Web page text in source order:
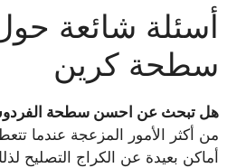
أسئلة شائعة
سطحة كرين
هل تبحث عن احسن سطحة
من أكثر الأمور المزعجة عندما
أماكن بعيدة عن الكراج التصليح